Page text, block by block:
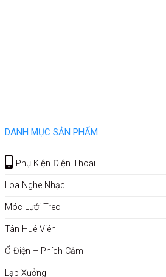
DANH MỤC SẢN PHẨM
Phụ Kiện Điện Thoại
Loa Nghe Nhạc
Móc Lưới Treo
Tân Huê Viên
Ổ Điện – Phích Cắm
Lạp Xưởng